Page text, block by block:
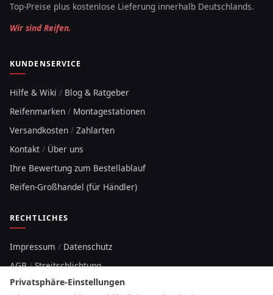
Top-Preise plus kostenlose Lieferung innerhalb Deutschlands.
Wir sind Reifen.
KUNDENSERVICE
Hilfe & Wiki / Blog & Ratgeber
Reifenmarken / Montagestationen
Versandkosten / Zahlarten
Kontakt / Über uns
Ihre Bewertung zum Bestellablauf
Reifen-Großhandel (für Händler)
RECHTLICHES
Impressum / Datenschutz
AGB/Streitschlichtung
Sitemap
Privatsphäre-Einstellungen